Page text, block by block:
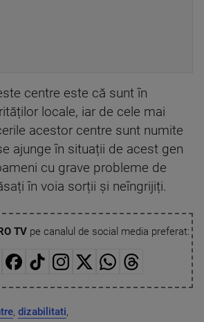
centre este că sunt în
locale, iar de cele mai
acestor centre sunt numite
ajunge în situații de acest gen
cu grave probleme de
în voia sorții și neîngrijiți.
TVpe canalul de social media preferat:
, dizabilitati,